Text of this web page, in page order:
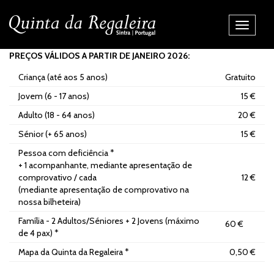
Alternar
PREÇOS VÁLIDOS A PARTIR DE JANEIRO 2026:
Criança (até aos 5 anos)
Gratuito
Jovem (6 - 17 anos)
15 €
Adulto (18 - 64 anos)
20 €
Sénior (+ 65 anos)
15 €
Pessoa com deficiência *
+ 1 acompanhante, mediante apresentação de
comprovativo / cada
(mediante apresentação de comprovativo na
nossa bilheteira)
12 €
Família - 2 Adultos/Séniores + 2 Jovens (máximo
de 4 pax) *
60 €
Mapa da Quinta da Regaleira *
0,50 €